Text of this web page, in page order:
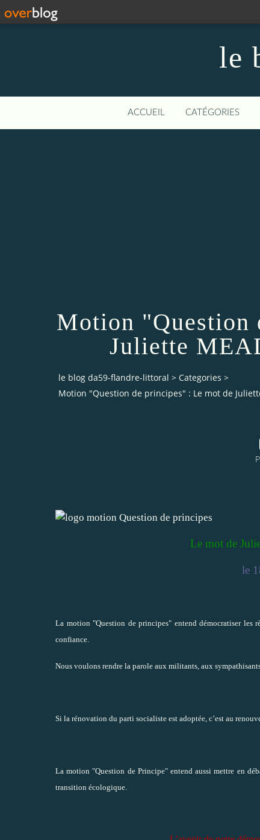
le
ACCUEIL CATÉGORIES
Motion "Question
Juliette
le blog da59-flandre-littoral > Categories >
Motion "Question de principes" : Le mot de
Le mot de
le
La motion "Question de principes" entend démocratiser les
confiance.
Nous voulons rendre la parole aux militants, aux
Si la rénovation du parti socialiste est adoptée, c’est au
La motion "Question de Principe" entend aussi mettre en
transition écologique.